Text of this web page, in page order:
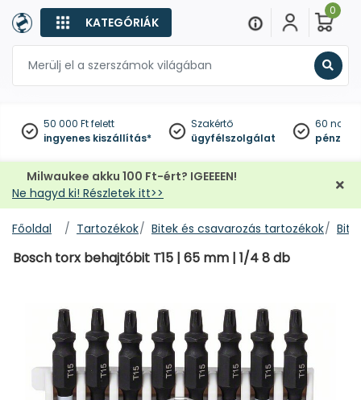
KATEGÓRIÁK
0
50 000 Ft felett
ingyenes kiszállítás*
Szakértő
ügyfélszolgálat
60
Milwaukee akku 100 Ft-ért? IGEEEEN!
Ne hagyd ki! Részletek itt>>
Főoldal Tartozékok Bitek és csavarozás tartozékok
Bosch torx behajtóbit T15 | 65 mm | 1/4 8 db